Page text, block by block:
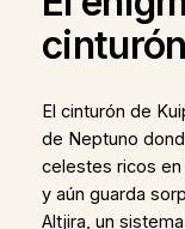
El cinturón de
de Neptuno
celestes ricos en
y aún guarda
Altjira, un